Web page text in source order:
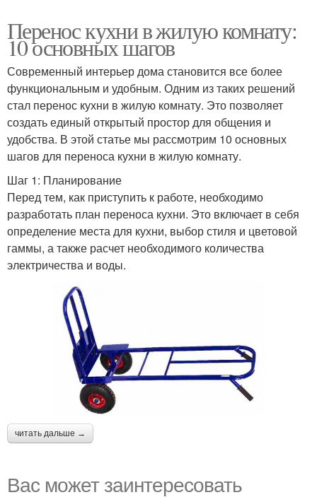
Перенос кухни в жилую комнату:
10 основных шагов
Современный интерьер дома становится все более
функциональным и удобным. Одним из таких решений
стал перенос кухни в жилую комнату. Это позволяет
создать единый открытый простор для общения и
удобства. В этой статье мы рассмотрим 10 основных
шагов для переноса кухни в жилую комнату.
Шаг 1: Планирование
Перед тем, как приступить к работе, необходимо
разработать план переноса кухни. Это включает в себя
определение места для кухни, выбор стиля и цветовой
гаммы, а также расчет необходимого количества
электричества и воды.
читать дальше →
Вас может заинтересовать